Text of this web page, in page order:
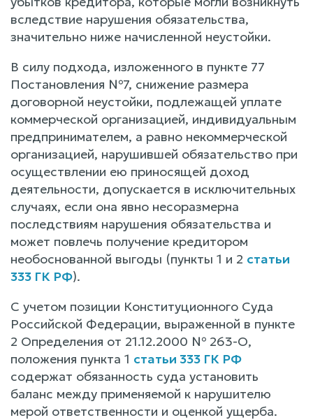
вследствие нарушения обязательства,
значительно ниже начисленной неустойки.
В силу подхода, изложенного в пункте 77
Постановления №7, снижение размера
договорной неустойки, подлежащей уплате
коммерческой организацией, индивидуальным
предпринимателем, а равно некоммерческой
организацией, нарушившей обязательство при
осуществлении ею приносящей доход
деятельности, допускается в исключительных
случаях, если она явно несоразмерна
последствиям нарушения обязательства и
может повлечь получение кредитором
необоснованной выгоды (пункты 1 и 2 статьи
333 ГК РФ).
С учетом позиции Конституционного Суда
Российской Федерации, выраженной в пункте
2 Определения от 21.12.2000 № 263-О,
положения пункта 1 статьи 333 ГК РФ
содержат обязанность суда установить
баланс между применяемой к нарушителю
мерой ответственности и оценкой ущерба.